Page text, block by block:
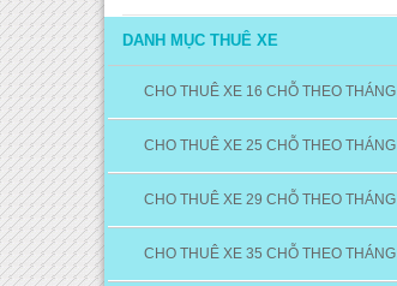
DANH MỤC THUÊ XE
CHO THUÊ XE 16 CHỖ THEO THÁNG
CHO THUÊ XE 25 CHỖ THEO THÁNG
CHO THUÊ XE 29 CHỖ THEO THÁNG
CHO THUÊ XE 35 CHỖ THEO THÁNG